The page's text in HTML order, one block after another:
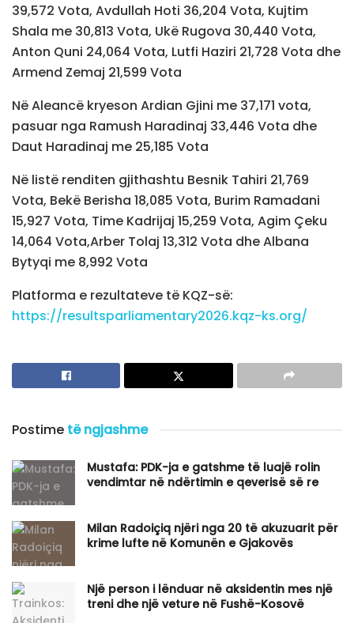
39,572 Vota, Avdullah Hoti 36,204 Vota, Kujtim
Shala me 30,813 Vota, Ukë Rugova 30,440 Vota,
Anton Quni 24,064 Vota, Lutfi Haziri 21,728 Vota dhe
Armend Zemaj 21,599 Vota
Në Aleancë kryeson Ardian Gjini me 37,171 vota,
pasuar nga Ramush Haradinaj 33,446 Vota dhe
Daut Haradinaj me 25,185 Vota
Në listë renditen gjithashtu Besnik Tahiri 21,769
Vota, Bekë Berisha 18,085 Vota, Burim Ramadani
15,927 Vota, Time Kadrijaj 15,259 Vota, Agim Çeku
14,064 Vota,Arber Tolaj 13,312 Vota dhe Albana
Bytyqi me 8,992 Vota
Platforma e rezultateve të KQZ-së:
https://resultsparliamentary2026.kqz-ks.org/
Postime të ngjashme
Mustafa: PDK-ja e gatshme të luajë rolin
vendimtar në ndërtimin e qeverisë së re
Milan Radoiçiq njëri nga 20 të akuzuarit për
krime lufte në Komunën e Gjakovës
Një person i lënduar në aksidentin mes një
treni dhe një veture në Fushë-Kosovë